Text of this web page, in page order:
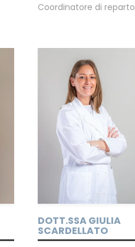
Coordinatore di reparto
DOTT.SSA GIULIA
SCARDELLATO